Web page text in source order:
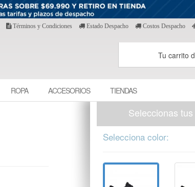
Términos y Condiciones Estado Despacho Costos Despacho
Tu carrito
ROPA ACCESORIOS TIENDAS
Seleccionas
Selecciona color: